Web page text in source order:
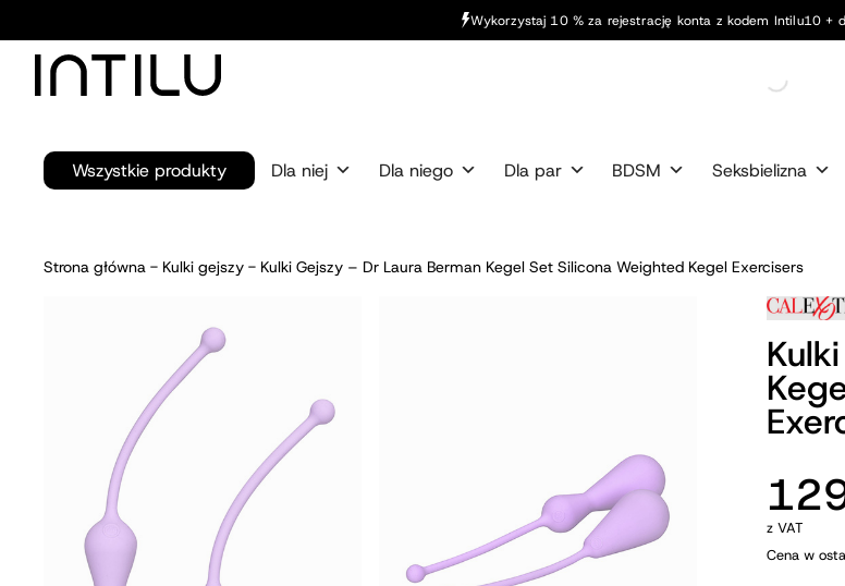
Wykorzystaj 10 % za rejestrację konta z kodem Intilu10 +
Wszystkie produkty Dla niej Dla niego Dla par BDSM Seksbielizna
Strona główna - Kulki gejszy - Kulki Gejszy – Dr Laura Berman Kegel Set Silicona Weighted Kegel Exercisers
z VAT
Cena w